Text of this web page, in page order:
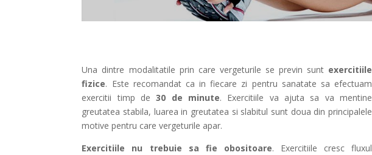
Una dintre modalitatile prin care vergeturile se previn sunt exercitiile
fizice. Este recomandat ca in fiecare zi pentru sanatate sa efectuam
exercitii timp de30 de minute. Exercitiile va ajuta sa va mentine
greutatea stabila, luarea in greutatea si slabitul sunt doua din principalele
motive pentru care vergeturile apar.
Exercitiile nu trebuie sa fie obositoare. Exercitiile cresc fluxul